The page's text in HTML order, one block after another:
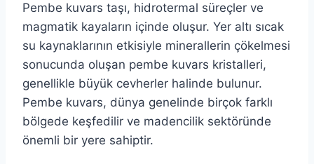
Pembe kuvars taşı, hidrotermal süreçler ve
magmatik kayaların içinde oluşur. Yer altı sıcak
su kaynaklarının etkisiyle minerallerin çökelmesi
sonucunda oluşan pembe kuvars kristalleri,
genellikle büyük cevherler halinde bulunur.
Pembe kuvars, dünya genelinde birçok farklı
bölgede keşfedilir ve madencilik sektöründe
önemli bir yere sahiptir.